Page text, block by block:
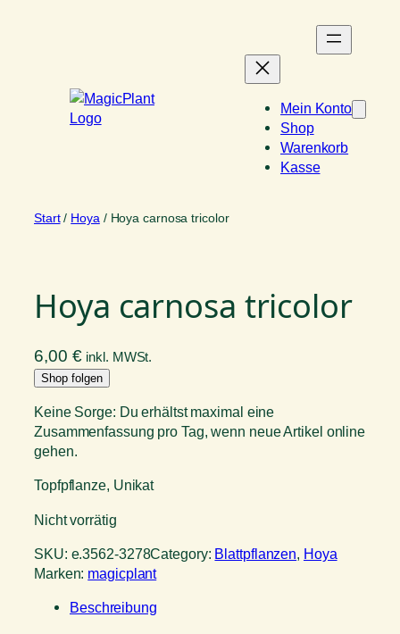
Mein Konto
Shop
Warenkorb
Kasse
Start/ Hoya / Hoya carnosa tricolor
Hoya carnosa tricolor
6,00 € inkl. MWSt.
Shop folgen
Keine Sorge: Du erhältst maximal eine
Zusammenfassung pro Tag, wenn neue Artikel online
gehen.
Topfpflanze, Unikat
Nicht vorrätig
SKU: e.3562-3278Category: Blattpflanzen, Hoya
Marken: magicplant
Beschreibung